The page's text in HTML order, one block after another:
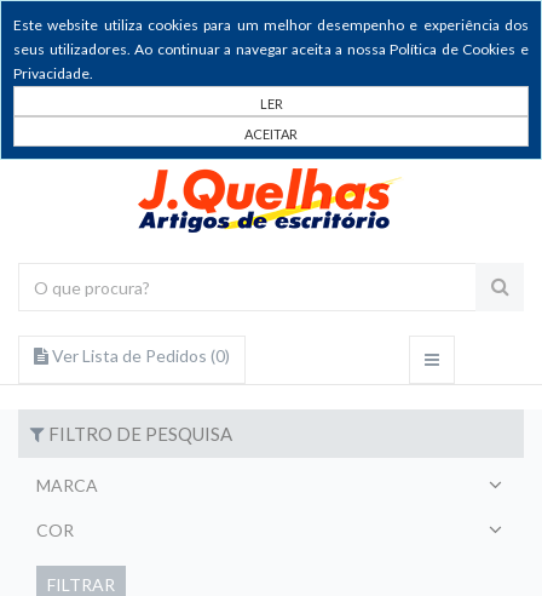
Este website utiliza cookies para um melhor desempenho e experiência dos
seus utilizadores. Ao continuar a navegar aceita a nossa Política de Cookies e
Privacidade.
LER
ACEITAR
Ver Lista de Pedidos (0)
FILTRO DE PESQUISA
MARCA
COR
FILTRAR